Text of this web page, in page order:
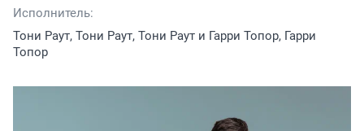
Исполнитель:
Тони Раут, Тони Раут, Тони Раут и Гарри Топор, Гарри
Топор